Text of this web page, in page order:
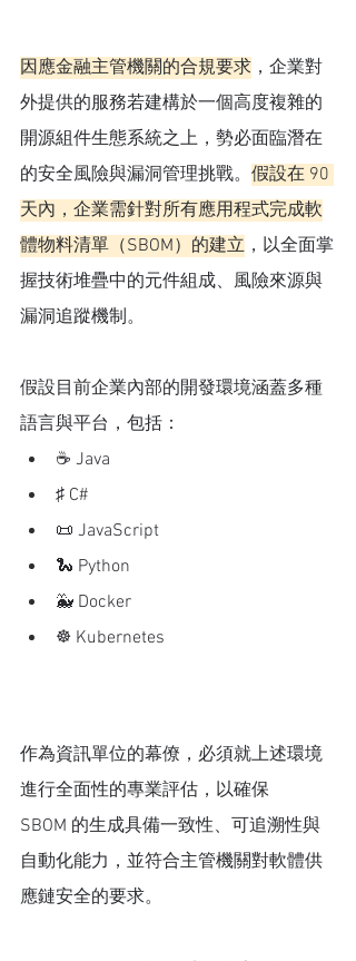
因應金融主管機關的合規要求 ，企業對
外提供的服務若建構於一個高度複雜的
開源組件生態系統之上，勢必面臨潛在
的安全風險與漏洞管理挑戰。 假設在 90
天內，企業需針對所有應用程式完成軟
體物料清單（SBOM）的建立 ，以全面掌
握技術堆疊中的元件組成、風險來源與
漏洞追蹤機制。
假設目前企業內部的開發環境涵蓋多種
語言與平台，包括：
☕ Java
♯ C#
📜 JavaScript
🐍 Python
🐳 Docker
☸️ Kubernetes
作為資訊單位的幕僚，必須就上述環境
進行全面性的專業評估，以確保
SBOM 的生成具備一致性、可追溯性與
自動化能力，並符合主管機關對軟體供
應鏈安全的要求。